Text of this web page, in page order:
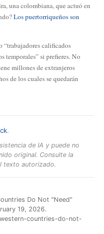
una colombiana, que actuó en
Los puertorriqueños son
“trabajadores calificados
temporales” si prefieres. No
millones de extranjeros
de los cuales se quedarán
.
de IA y puede no
original. Consulte la
texto autorizado.
Do Not "Need"
19, 2026.
countries-do-not-